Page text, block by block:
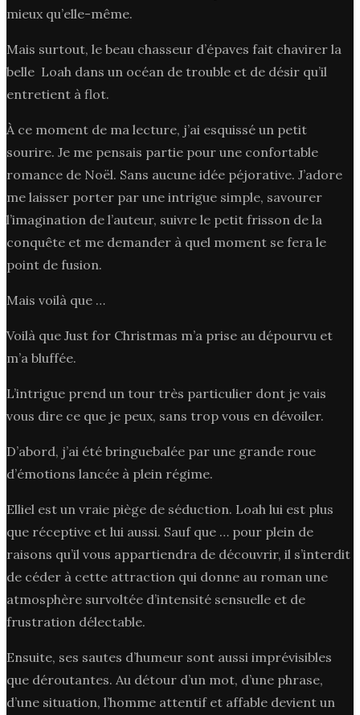
mieux qu’elle-même.
Mais surtout, le beau chasseur d’épaves fait chavirer la
belle Loah dans un océan de trouble et de désir qu’il
entretient à flot.
À ce moment de ma lecture, j’ai esquissé un petit
sourire. Je me pensais partie pour une confortable
romance de Noël. Sans aucune idée péjorative. J’adore
me laisser porter par une intrigue simple, savourer
l’imagination de l’auteur, suivre le petit frisson de la
conquête et me demander à quel moment se fera le
point de fusion.
Mais voilà que …
Voilà que Just for Christmas m’a prise au dépourvu et
m’a bluffée.
L’intrigue prend un tour très particulier dont je vais
vous dire ce que je peux, sans trop vous en dévoiler.
D’abord, j’ai été bringuebalée par une grande roue
d’émotions lancée à plein régime.
Elliel est un vraie piège de séduction. Loah lui est plus
que réceptive et lui aussi. Sauf que … pour plein de
raisons qu’il vous appartiendra de découvrir, il s’interdit
de céder à cette attraction qui donne au roman une
atmosphère survoltée d’intensité sensuelle et de
frustration délectable.
Ensuite, ses sautes d’humeur sont aussi imprévisibles
que déroutantes. Au détour d’un mot, d’une phrase,
d’une situation, l’homme attentif et affable devient un